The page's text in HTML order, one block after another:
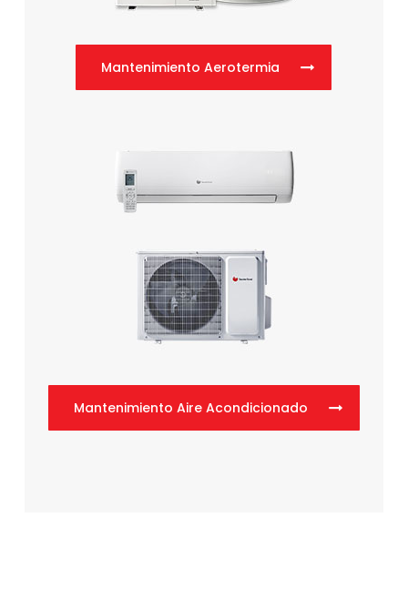
Mantenimiento Aerotermia
Mantenimiento Aire Acondicionado